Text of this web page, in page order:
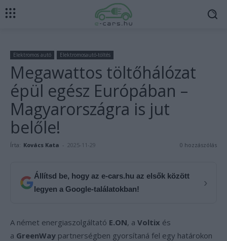
Elektromos autó Elektromosautó-töltés
Megawattos töltőhálózat
épül egész Európában –
Magyarországra is jut
belőle!
Írta: Kovács Kata - 2025-11-29 0 hozzászólás
Állítsd be, hogy az e-cars.hu az elsők között
legyen a Google-találatokban!
›
A német energiaszolgáltató E.ON, a Voltix és
a GreenWay partnerségben gyorsítaná fel egy határokon